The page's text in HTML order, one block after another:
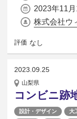
2023年11
株式会社ウ
評価 なし
2023.09.25
山梨県
コンビニ跡
設計・デザイン 大